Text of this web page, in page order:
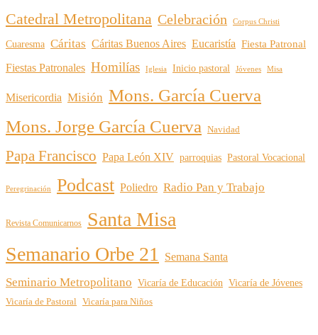
Catedral Metropolitana Celebración Corpus Christi
Cuaresma Cáritas Cáritas Buenos Aires Eucaristía Fiesta Patronal
Fiestas Patronales Homilías Iglesia Inicio pastoral Jóvenes Misa
Misericordia Misión Mons. García Cuerva
Mons. Jorge García Cuerva
Navidad
Papa Francisco Papa León XIV parroquias Pastoral Vocacional
Peregrinación Podcast Poliedro Radio Pan y Trabajo
Revista Comunicarnos
Santa Misa
Semanario Orbe 21 Semana Santa
Seminario Metropolitano Vicaría de Educación Vicaría de Jóvenes
Vicaría de Pastoral Vicaría para Niños